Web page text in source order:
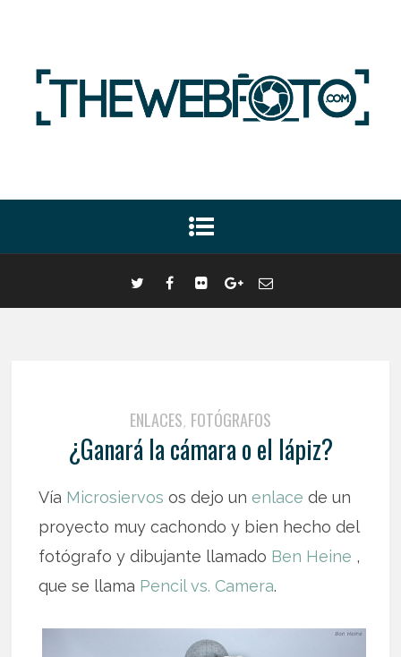
ENLACES, FOTÓGRAFOS
¿Ganará la cámara o el lápiz?
Vía Microsiervos os dejo un enlace de un
proyecto muy cachondo y bien hecho del
fotógrafo y dibujante llamado Ben Heine ,
que se llama Pencil vs. Camera.